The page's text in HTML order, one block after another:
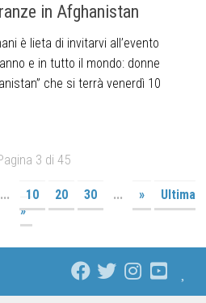
in Afghanistan
è lieta di invitarvi all’evento
e in tutto il mondo: donne
che si terrà venerdì 10
3 di 45
... 10 20 30 ... »
Ultima
»